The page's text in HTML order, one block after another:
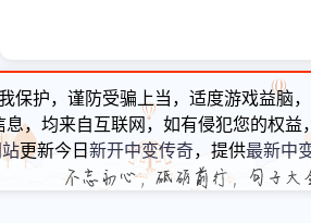
保护，谨防受骗上当，适度游戏益脑
，均来自互联网，如有侵犯您的权
更新今日 新开中变传奇，提供最新中